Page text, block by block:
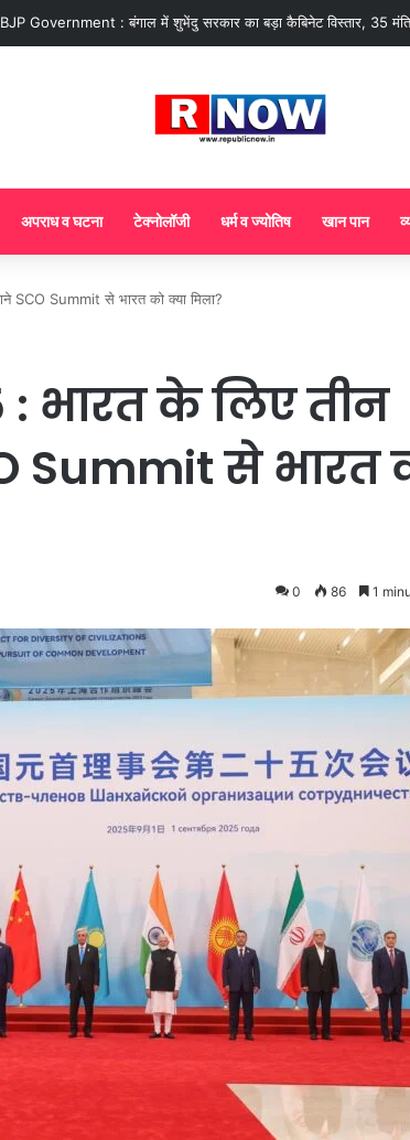
: आज से गैस सिलेंडर के 5 नए नियम लागू! जानें किसका कटेगा कनेक्शन,
अपराध व घटना टेक्नोलॉजी धर्म व ज्योतिष खान पान
Summit से भारत को क्‍या मिला?
भारत के लिए तीन
Summit से भारत
0 86 1